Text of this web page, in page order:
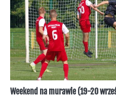
Weekend na murawie (19-20